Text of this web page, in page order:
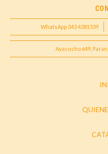
WhatsApp 343 4381539
Ayacucho 649,